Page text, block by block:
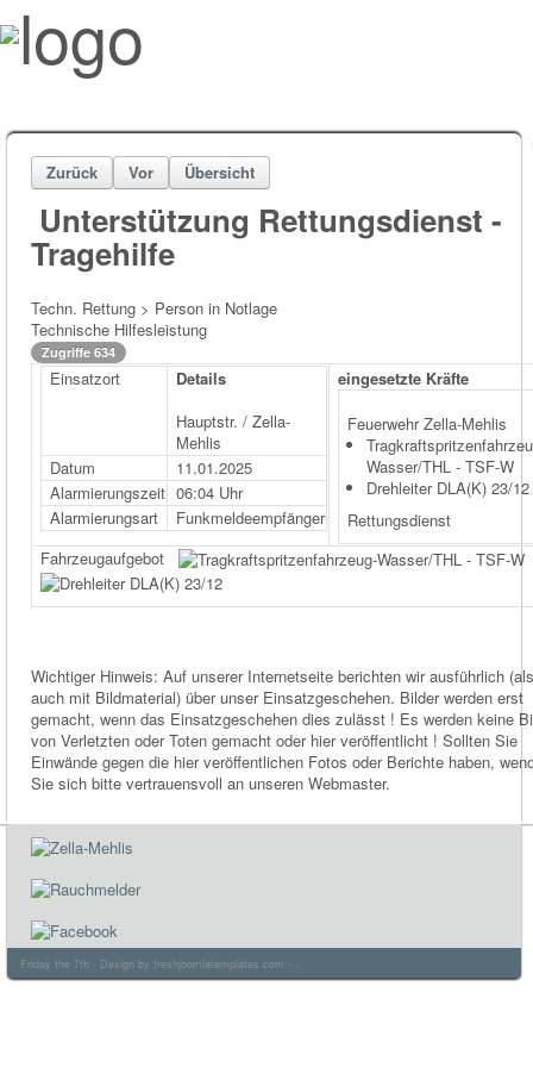
Zurück Vor Übersicht
Unterstützung Rettungsdienst -
Tragehilfe
Techn. Rettung > Person in Notlage
Technische Hilfesleistung
Zugriffe 634
Einsatzort
Details
Hauptstr. / Zella-
Mehlis
Datum
11.01.2025
Alarmierungszeit 06:04 Uhr
Alarmierungsart
Funkmeldeempfänger
eingesetzte Kräfte
Feuerwehr Zella-Mehlis
Wasser/THL - TSF-W
Drehleiter DLA(K) 23/12
Rettungsdienst
Fahrzeugaufgebot
Wichtiger Hinweis: Auf unserer Internetseite berichten wir ausführlich
auch mit Bildmaterial) über unser Einsatzgeschehen. Bilder werden erst
gemacht, wenn das Einsatzgeschehen dies zulässt ! Es werden keine
von Verletzten oder Toten gemacht oder hier veröffentlicht ! Sollten Sie
Einwände gegen die hier veröffentlichen Fotos oder Berichte haben,
Sie sich bitte vertrauensvoll an unseren Webmaster.
Friday the 7th - Design by freshjoomlatemplates.com - .